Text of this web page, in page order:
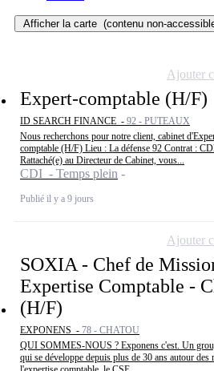
Afficher la carte (contenu non-
Expert-comptable (H/F)
ID SEARCH FINANCE - 92 - PUTEAUX
Nous recherchons pour notre client, cabinet
comptable (H/F) Lieu : La défense 92 Contrat :
Rattaché(e) au Directeur de Cabinet, vous...
CDI - Temps plein
Publié il y a 9 jours
Ajouter
SOXIA - Chef de
Expertise Comptable -
(H/F)
EXPONENS - 78 - CHATOU
QUI SOMMES-NOUS ? Exponens c'est. Un
qui se développe depuis plus de 30 ans autour
Ajouter